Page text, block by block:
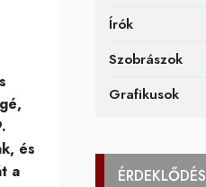
és
a
Írók
Szobrászok
Grafikusok
ÉRDEKLŐDÉS